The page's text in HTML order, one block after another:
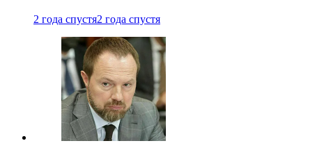
2 года спустя2 года спустя